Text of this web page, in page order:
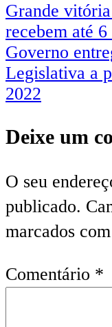
Grande
recebem até
Governo
Legislativa a
2022
Deixe um
O seu
publicado.
marcados com
Comentário *